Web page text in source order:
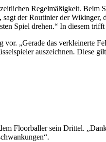
Regelmäßigkeit.
der Routinier der
Spiel drehen.“ In diesem
vor. „Gerade das
auszeichnen. Diese
Floorballer sein Drittel.